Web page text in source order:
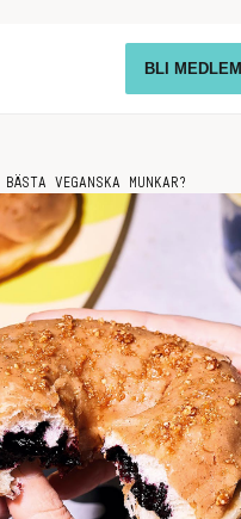
BLI MEDLEM
VEGANSKA MUNKAR?